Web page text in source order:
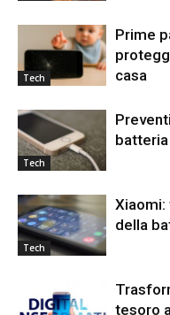
Tech
Prime
casa
Tech
Tech
Xiaomi:
della
tesoro